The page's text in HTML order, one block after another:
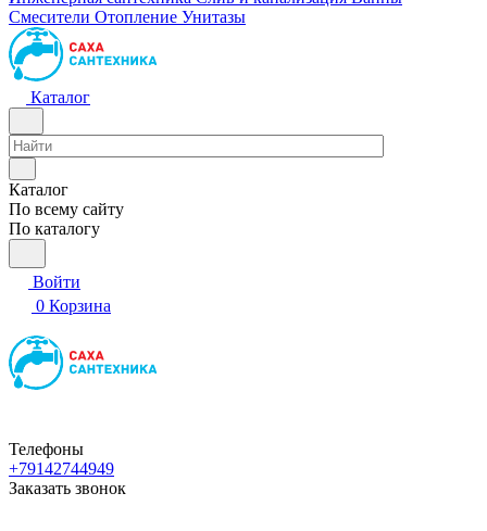
Смесители Отопление Унитазы
Каталог
Каталог
По всему сайту
По каталогу
Войти
0 Корзина
Телефоны
+79142744949
Заказать звонок